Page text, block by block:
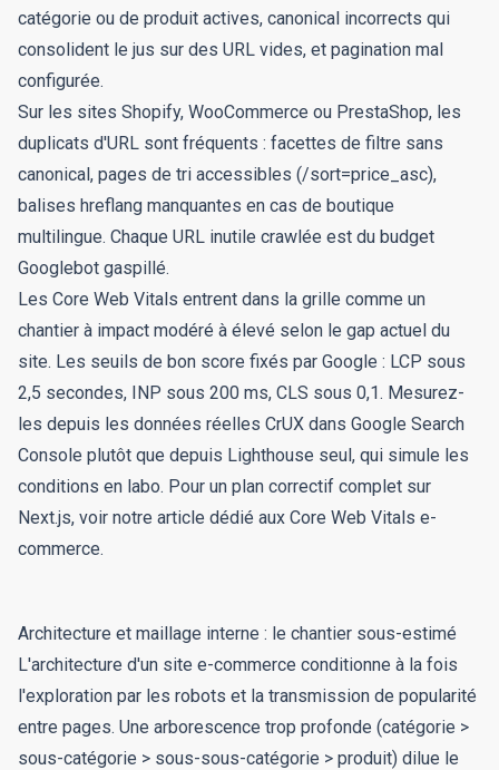
catégorie ou de produit actives, canonical incorrects qui
consolident le jus sur des URL vides, et pagination mal
configurée.
Sur les sites Shopify, WooCommerce ou PrestaShop, les
duplicats d'URL sont fréquents : facettes de filtre sans
canonical, pages de tri accessibles (/sort=price_asc),
balises hreflang manquantes en cas de boutique
multilingue. Chaque URL inutile crawlée est du budget
Googlebot gaspillé.
Les Core Web Vitals entrent dans la grille comme un
chantier à impact modéré à élevé selon le gap actuel du
site. Les seuils de bon score fixés par Google : LCP sous
2,5 secondes, INP sous 200 ms, CLS sous 0,1. Mesurez-
les depuis les données réelles CrUX dans Google Search
Console plutôt que depuis Lighthouse seul, qui simule les
conditions en labo. Pour un plan correctif complet sur
Next.js, voir notre article dédié aux Core Web Vitals e-
commerce.
Architecture et maillage interne : le chantier sous-estimé
L'architecture d'un site e-commerce conditionne à la fois
l'exploration par les robots et la transmission de popularité
entre pages. Une arborescence trop profonde (catégorie >
sous-catégorie > sous-sous-catégorie > produit) dilue le